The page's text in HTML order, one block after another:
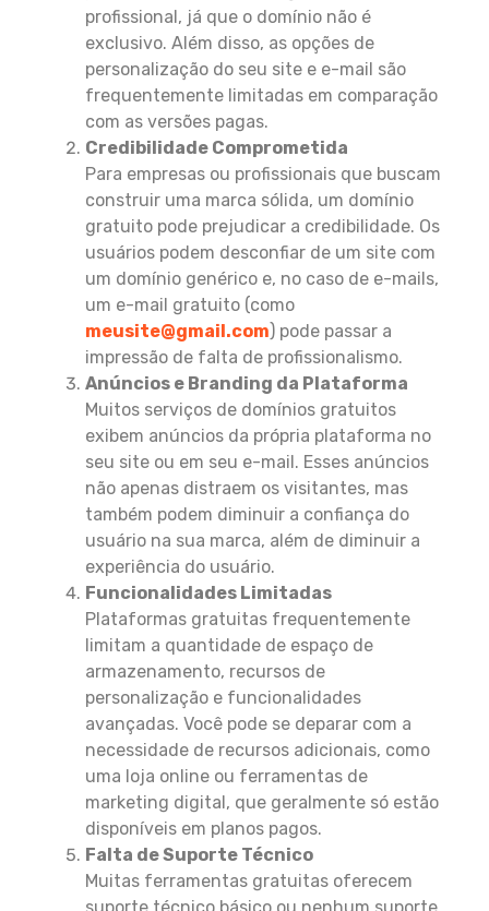
profissional, já que o domínio não é
exclusivo. Além disso, as opções de
personalização do seu site e e-mail são
frequentemente limitadas em comparação
com as versões pagas.
Credibilidade Comprometida
Para empresas ou profissionais que buscam
construir uma marca sólida, um domínio
gratuito pode prejudicar a credibilidade. Os
usuários podem desconfiar de um site com
um domínio genérico e, no caso de e-mails,
um e-mail gratuito (como
meusite@gmail.com) pode passar a
impressão de falta de profissionalismo.
Anúncios e Branding da Plataforma
Muitos serviços de domínios gratuitos
exibem anúncios da própria plataforma no
seu site ou em seu e-mail. Esses anúncios
não apenas distraem os visitantes, mas
também podem diminuir a confiança do
usuário na sua marca, além de diminuir a
experiência do usuário.
Funcionalidades Limitadas
Plataformas gratuitas frequentemente
limitam a quantidade de espaço de
armazenamento, recursos de
personalização e funcionalidades
avançadas. Você pode se deparar com a
necessidade de recursos adicionais, como
uma loja online ou ferramentas de
marketing digital, que geralmente só estão
disponíveis em planos pagos.
Falta de Suporte Técnico
Muitas ferramentas gratuitas oferecem